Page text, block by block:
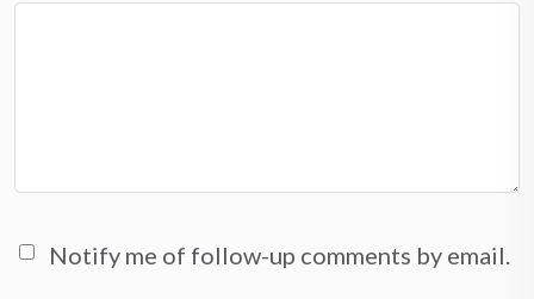
Notify me of follow-up comments by email.